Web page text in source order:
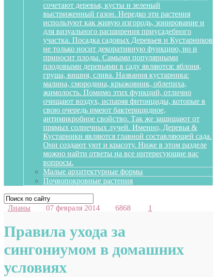
сочетают деревья, кусты и зеленый
выстриженный газон. Нередко эти растения
используют как живую изгородь, зонирование и
для визуального расширения приусадебного
участка. Посадка садовых Деревьев и Кустарников
не только носит декоративную функцию, но и
приносит плоды. Самыми популярными
плодовыми деревьями в саду являются: яблоня,
груша, вишня, слива. Названия кустарника:
малина, смородина, крыжовник, облепиха,
жимолость. Помимо этих функций, отлично
очищают воздух, испаряя фитонциды, которые в
свою очередь имеют бактерицидное,
антимикробное свойство. Так же защищают от
прямых солнечных лучей. Именно, Деревья &
Кустарники являются главной составляющей сада.
Они создают уют и красоту. Ниже в этом разделе
можно найти ответы на все интересующие вас
вопросы.
Малые архитектурные формы
Почвопокровные растения
Лианы 07 февраля 2014 6868 1
Правила ухода за
сингониумом в домашних
условиях